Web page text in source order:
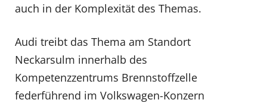
auch in der Komplexität des Themas.
Audi treibt das Thema am Standort
Neckarsulm innerhalb des
Kompetenzzentrums Brennstoffzelle
federführend im Volkswagen-Konzern